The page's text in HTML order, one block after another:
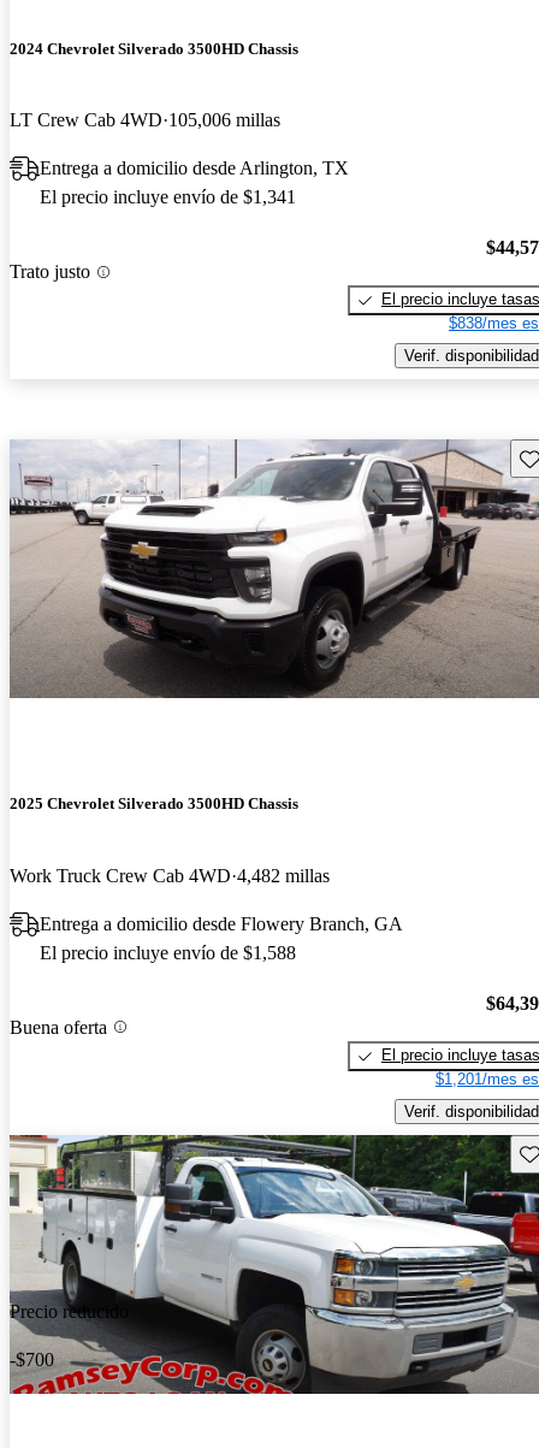
2024 Chevrolet Silverado 3500HD Chassis
LT Crew Cab 4WD 105,006 millas
Entrega a domicilio desde Arlington, TX
El precio incluye envío de $1,341
Trato justo
El precio incluye tasas
$838/mes
Verif. disponibilidad
2025 Chevrolet Silverado 3500HD Chassis
Work Truck Crew Cab 4WD 4,482 millas
Entrega a domicilio desde Flowery Branch, GA
El precio incluye envío de $1,588
Buena oferta
El precio incluye tasas
$1,201/mes
Verif. disponibilidad
Precio reducido
-$700